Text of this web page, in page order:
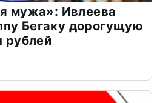
мужа»: Ивлеева
Бегаку дорогущую
рублей